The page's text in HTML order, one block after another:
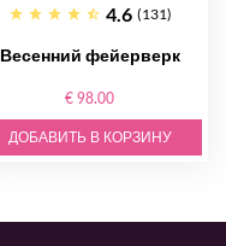
4.6 (131)
Весенний фейерверк
€ 98.00
ДОБАВИТЬ В КОРЗИНУ